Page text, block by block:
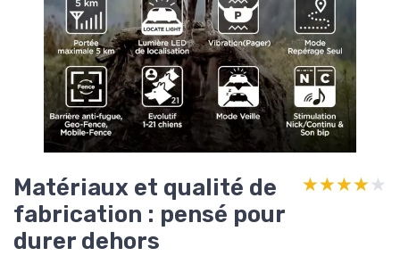
Matériaux et qualité de
fabrication : pensé pour
durer dehors
★★★★★
★★★★★